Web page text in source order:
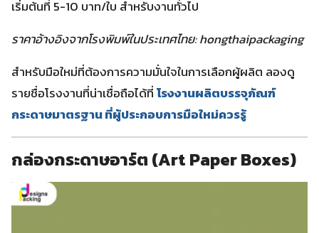
เริ่มต้นที่ 5-10 บาท/ใบ สำหรับงานทั่วไป
ราคาอ้างอิงจากโรงพิมพ์ในประเทศไทย: hongthaipackaging
สำหรับมือใหม่ที่ต้องการความมั่นใจในการเลือกผู้ผลิต ลองดู
รายชื่อโรงงานที่น่าเชื่อถือได้ที่โรงงานผลิตบรรจุภัณฑ์
กระดาษมาตรฐาน ที่ผู้ประกอบการมือใหม่ควรรู้
กล่องกระดาษอาร์ต (Art Paper Boxes)